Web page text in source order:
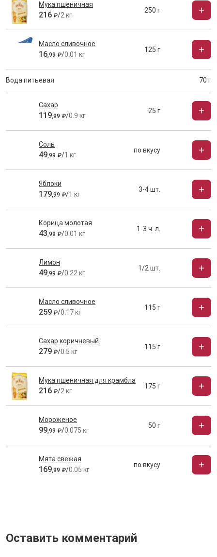
Мука пшеничная
216 ₽/2 кг
250 г
Масло сливочное
16,99 ₽/0.01 кг
125 г
Вода питьевая 70 г
Сахар
119,99 ₽/0.9 кг
25 г
Соль
49,99 ₽/1 кг
по вкусу
Яблоки
179,99 ₽/1 кг
3-4 шт.
Корица молотая
43,99 ₽/0.01 кг
1-3 ч. л.
Лимон
49,99 ₽/0.22 кг
1/2 шт.
Масло сливочное
259 ₽/0.17 кг
115 г
Сахар коричневый
279 ₽/0.5 кг
115 г
Мука пшеничная для крамбла
216 ₽/2 кг
175 г
Мороженое
99,99 ₽/0.075 кг
50 г
Мята свежая
169,99 ₽/0.05 кг
по вкусу
Оставить комментарий